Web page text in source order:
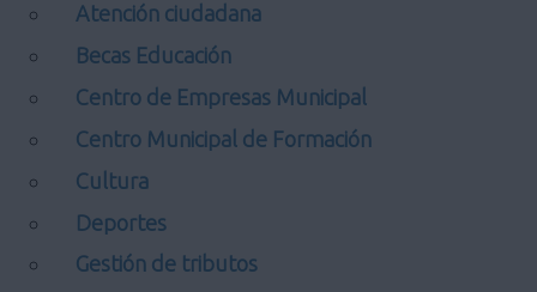
Atención ciudadana
Becas Educación
Centro de Empresas Municipal
Centro Municipal de Formación
Cultura
Deportes
Gestión de tributos